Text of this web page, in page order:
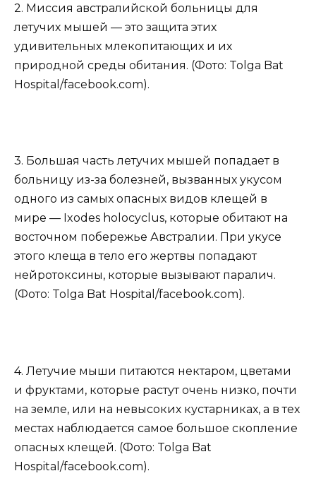
2. Миссия австралийской больницы для
летучих мышей — это защита этих
удивительных млекопитающих и их
природной среды обитания. (Фото: Tolga Bat
Hospital/facebook.com).
3. Большая часть летучих мышей попадает в
больницу из-за болезней, вызванных укусом
одного из самых опасных видов клещей в
мире — Ixodes holocyclus, которые обитают на
восточном побережье Австралии. При укусе
этого клеща в тело его жертвы попадают
нейротоксины, которые вызывают паралич.
(Фото: Tolga Bat Hospital/facebook.com).
4. Летучие мыши питаются нектаром, цветами
и фруктами, которые растут очень низко, почти
на земле, или на невысоких кустарниках, а в тех
местах наблюдается самое большое скопление
опасных клещей. (Фото: Tolga Bat
Hospital/facebook.com).